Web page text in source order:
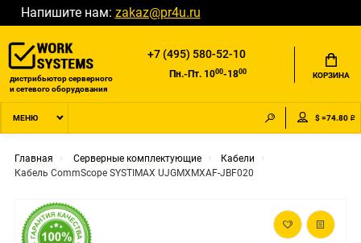
Напишите нам: zakaz@pr4u.ru
дистрибьютор серверного
и сетевого оборудования
+7 (495) 580-52-10
Пн.-Пт. 1000-1800 КОРЗИНА
МЕНЮ $ =74.80 ₽
Главная Серверные комплектующие
Кабели
Кабель CommScope SYSTIMAX UJGMXMXAF-JBF020